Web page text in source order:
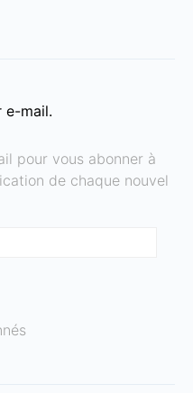
e-mail.
pour vous abonner à
de chaque nouvel